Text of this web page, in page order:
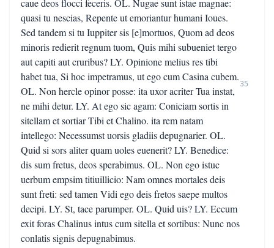
caue deos flocci feceris. OL. Nugae sunt istae magnae:
quasi tu nescias, Repente ut emoriantur humani Ioues.
Sed tandem si tu Iuppiter sis [e]mortuos, Quom ad deos
minoris redierit regnum tuom, Quis mihi subueniet tergo
aut capiti aut cruribus? LY. Opinione melius res tibi
habet tua, Si hoc impetramus, ut ego cum Casina cubem.
OL. Non hercle opinor posse: ita uxor acriter Tua instat,
ne mihi detur. LY. At ego sic agam: Coniciam sortis in
sitellam et sortiar Tibi et Chalino. ita rem natam
intellego: Necessumst uorsis gladiis depugnarier. OL.
Quid si sors aliter quam uoles euenerit? LY. Benedice:
dis sum fretus, deos sperabimus. OL. Non ego istuc
uerbum empsim titiuillicio: Nam omnes mortales deis
sunt freti: sed tamen Vidi ego deis fretos saepe multos
decipi. LY. St, tace parumper. OL. Quid uis? LY. Eccum
exit foras Chalinus intus cum sitella et sortibus: Nunc nos
conlatis signis depugnabimus.
35